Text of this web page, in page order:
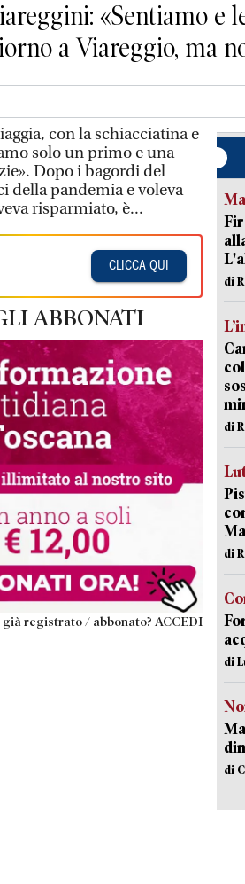
«Sentiamo e
a Viareggio, ma
con la schiacciatina e
solo un primo e una
Dopo i bagordi del
della pandemia e voleva
risparmiato, è...
CLICCA QUI
ABBONATI
già registrato / abbonato? ACCEDI
di
di
di
di
di